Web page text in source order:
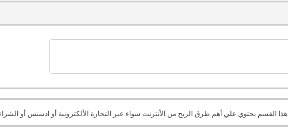
هذا القسم يحتوي علي أهم طرق الربح من الأنترنت سواء عبر التجارة الألكترونية أو ادسنس أو الشراء